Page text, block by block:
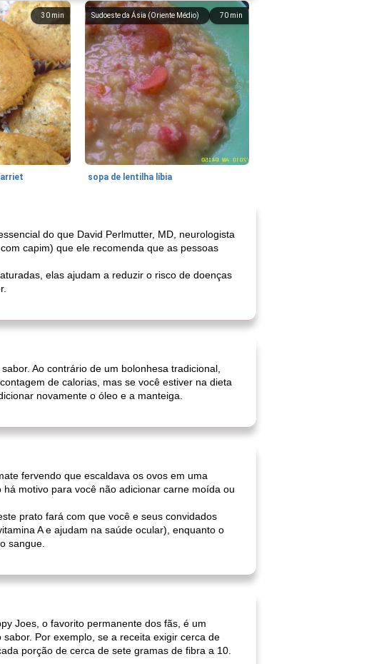
30 min 70 min
Sudoeste da Ásia (Oriente Médio)
sopa de lentilha líbia
do que David Perlmutter, MD, neurologista
capim) que ele recomenda que as pessoas
elas ajudam a reduzir o risco de doenças
Ao contrário de um bolonhesa tradicional,
de calorias, mas se você estiver na dieta
novamente o óleo e a manteiga.
fervendo que escaldava os ovos em uma
motivo para você não adicionar carne moída ou
prato fará com que você e seus convidados
A e ajudam na saúde ocular), enquanto o
sangue.
Joes, o favorito permanente dos fãs, é um
Por exemplo, se a receita exigir cerca de
porção de cerca de sete gramas de fibra a 10.